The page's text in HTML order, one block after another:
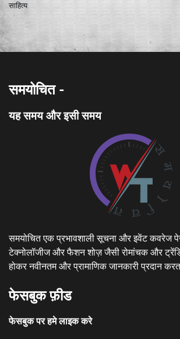
साहित्य
समयोचित -
यह समय और इसी समय
समयोचित एक प्रभावशाली सूचना और इवेंट कवरेज
टेक्नोलॉजीज और फैशन शोज़ जैसी रोमांचक और
होकर नवीनतम और प्रामाणिक जानकारी प्रदान
फेसबुक फ़ीड
फेसबुक पर हमे लाइक करे